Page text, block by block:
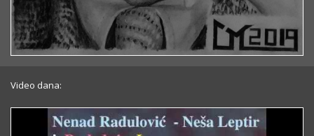
Video dana: